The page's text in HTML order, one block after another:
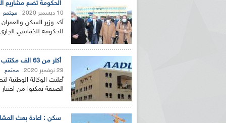
الحكومة تضع مشاريع
10 ديسمبر 2020 مجتمع
أكد وزير السكن
للحكومة للخماسي
أكثر من 63 الف مكتتب اختاروا مواقع سكناتهم عبر 33 ولاية
29 نوفمبر 2020 مجتمع
الصيغة تمكنوا من
سكن : اعادة بعث